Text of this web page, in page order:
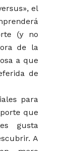
el
(y no
de la
a que
de
para
que
gusta
A